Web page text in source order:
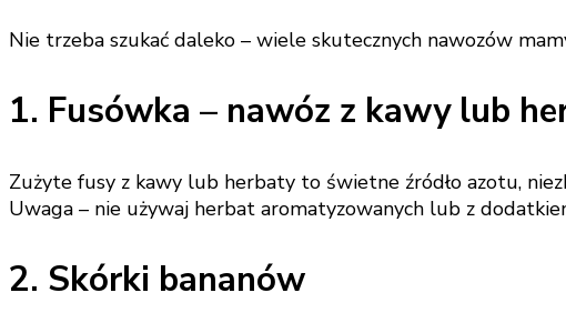
Nie trzeba szukać daleko – wiele skutecznych nawozów
1. Fusówka – nawóz z kawy lub
Zużyte fusy z kawy lub herbaty to świetne źródło azotu,
Uwaga – nie używaj herbat aromatyzowanych lub z
2. Skórki bananów